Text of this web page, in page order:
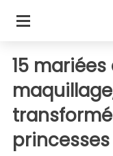
15
princesses